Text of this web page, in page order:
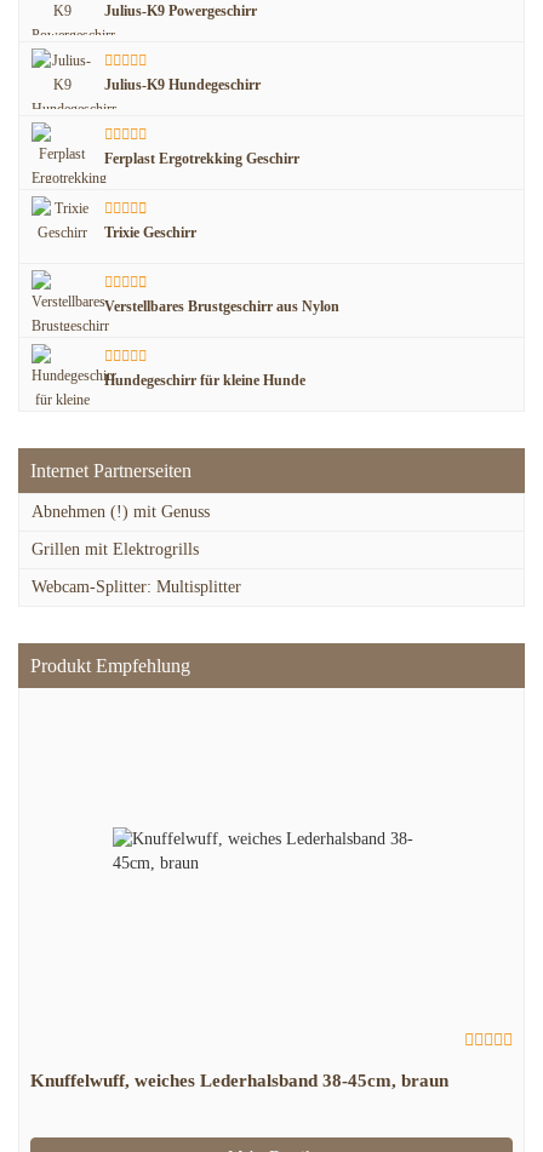
Julius-K9 Powergeschirr
Julius-K9 Hundegeschirr
Ferplast Ergotrekking Geschirr
Trixie Geschirr
Verstellbares Brustgeschirr aus Nylon
Hundegeschirr für kleine Hunde
Internet Partnerseiten
Abnehmen (!) mit Genuss
Grillen mit Elektrogrills
Webcam-Splitter: Multisplitter
Produkt Empfehlung
Knuffelwuff, weiches Lederhalsband 38-45cm, braun